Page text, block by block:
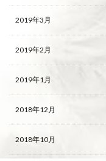
2019年3月
2019年2月
2019年1月
2018年12月
2018年10月